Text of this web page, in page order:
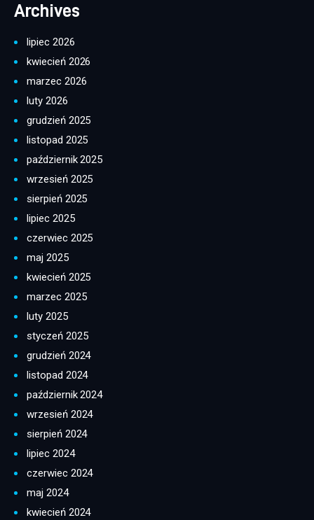
Archives
lipiec 2026
kwiecień 2026
marzec 2026
luty 2026
grudzień 2025
listopad 2025
październik 2025
wrzesień 2025
sierpień 2025
lipiec 2025
czerwiec 2025
maj 2025
kwiecień 2025
marzec 2025
luty 2025
styczeń 2025
grudzień 2024
listopad 2024
październik 2024
wrzesień 2024
sierpień 2024
lipiec 2024
czerwiec 2024
maj 2024
kwiecień 2024